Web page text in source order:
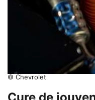
© Chevrolet